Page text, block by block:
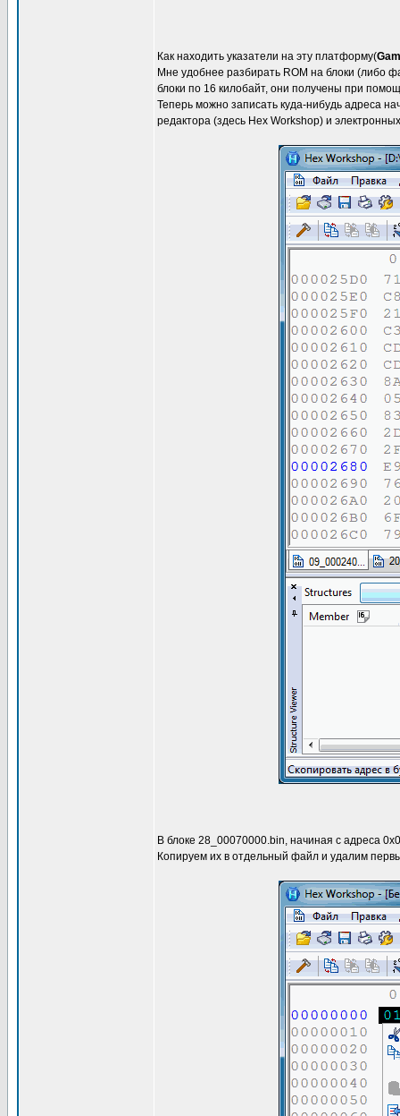
Как находить указатели на эту платформу(
Мне удобнее разбирать ROM на блоки (либо
блоки по 16 килобайт, они получены при
Теперь можно записать куда-нибудь адреса
редактора (здесь Hex Workshop) и
В блоке 28_00070000.bin, начиная c адреса
Копируем их в отдельный файл и удалим